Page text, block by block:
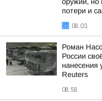
потери и
08:03
Роман
России
нанесения
Reuters
08:58